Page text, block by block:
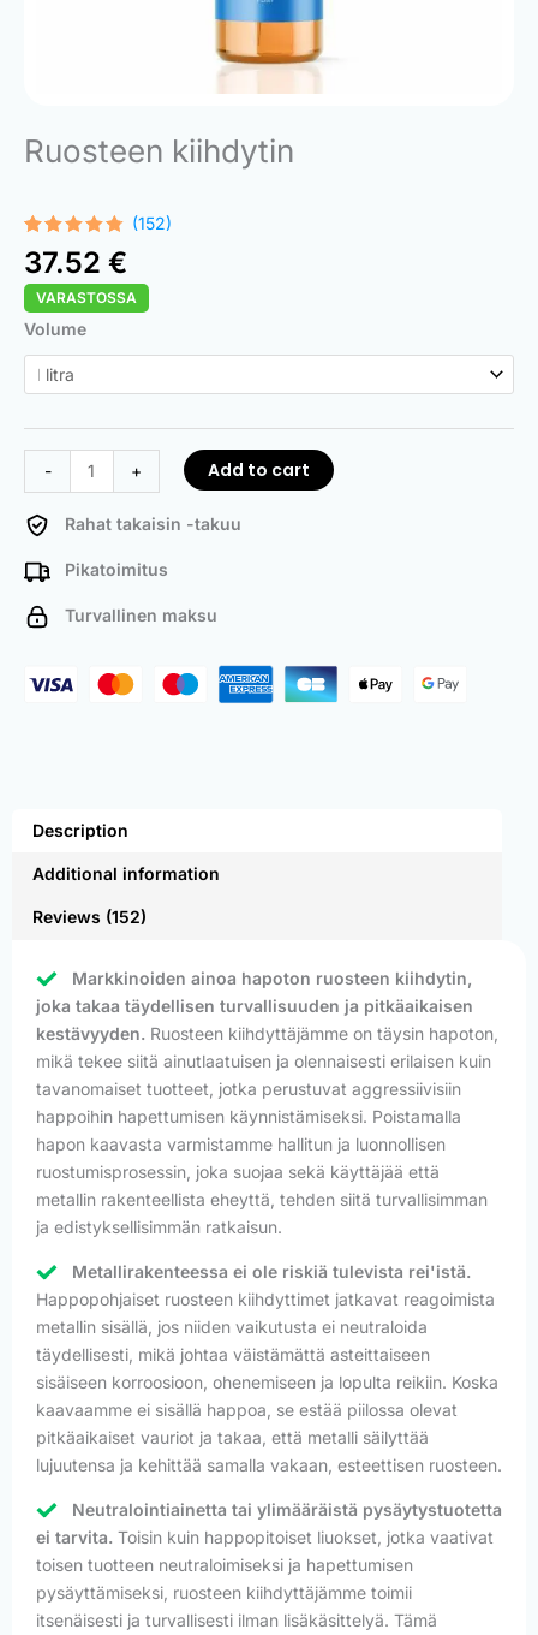
Ruosteen kiihdytin
Rated
4.68 out
of 5
based on
152
customer
ratings
(152)
37.52 €
VARASTOSSA
Volume
-
Rust
Accelerator
quantity
+ Add to cart
Rahat takaisin -takuu
Pikatoimitus
Turvallinen maksu
Description
Additional information
Reviews (152)
Markkinoiden ainoa hapoton ruosteen kiihdytin,
joka takaa täydellisen turvallisuuden ja pitkäaikaisen
kestävyyden. Ruosteen kiihdyttäjämme on täysin hapoton,
mikä tekee siitä ainutlaatuisen ja olennaisesti erilaisen kuin
tavanomaiset tuotteet, jotka perustuvat aggressiivisiin
happoihin hapettumisen käynnistämiseksi. Poistamalla
hapon kaavasta varmistamme hallitun ja luonnollisen
ruostumisprosessin, joka suojaa sekä käyttäjää että
metallin rakenteellista eheyttä, tehden siitä turvallisimman
ja edistyksellisimmän ratkaisun.
Metallirakenteessa ei ole riskiä tulevista rei'istä.
Happopohjaiset ruosteen kiihdyttimet jatkavat reagoimista
metallin sisällä, jos niiden vaikutusta ei neutraloida
täydellisesti, mikä johtaa väistämättä asteittaiseen
sisäiseen korroosioon, ohenemiseen ja lopulta reikiin. Koska
kaavaamme ei sisällä happoa, se estää piilossa olevat
pitkäaikaiset vauriot ja takaa, että metalli säilyttää
lujuutensa ja kehittää samalla vakaan, esteettisen ruosteen.
Neutralointiainetta tai ylimääräistä pysäytystuotetta
ei tarvita. Toisin kuin happopitoiset liuokset, jotka vaativat
toisen tuotteen neutraloimiseksi ja hapettumisen
pysäyttämiseksi, ruosteen kiihdyttäjämme toimii
itsenäisesti ja turvallisesti ilman lisäkäsittelyä. Tämä